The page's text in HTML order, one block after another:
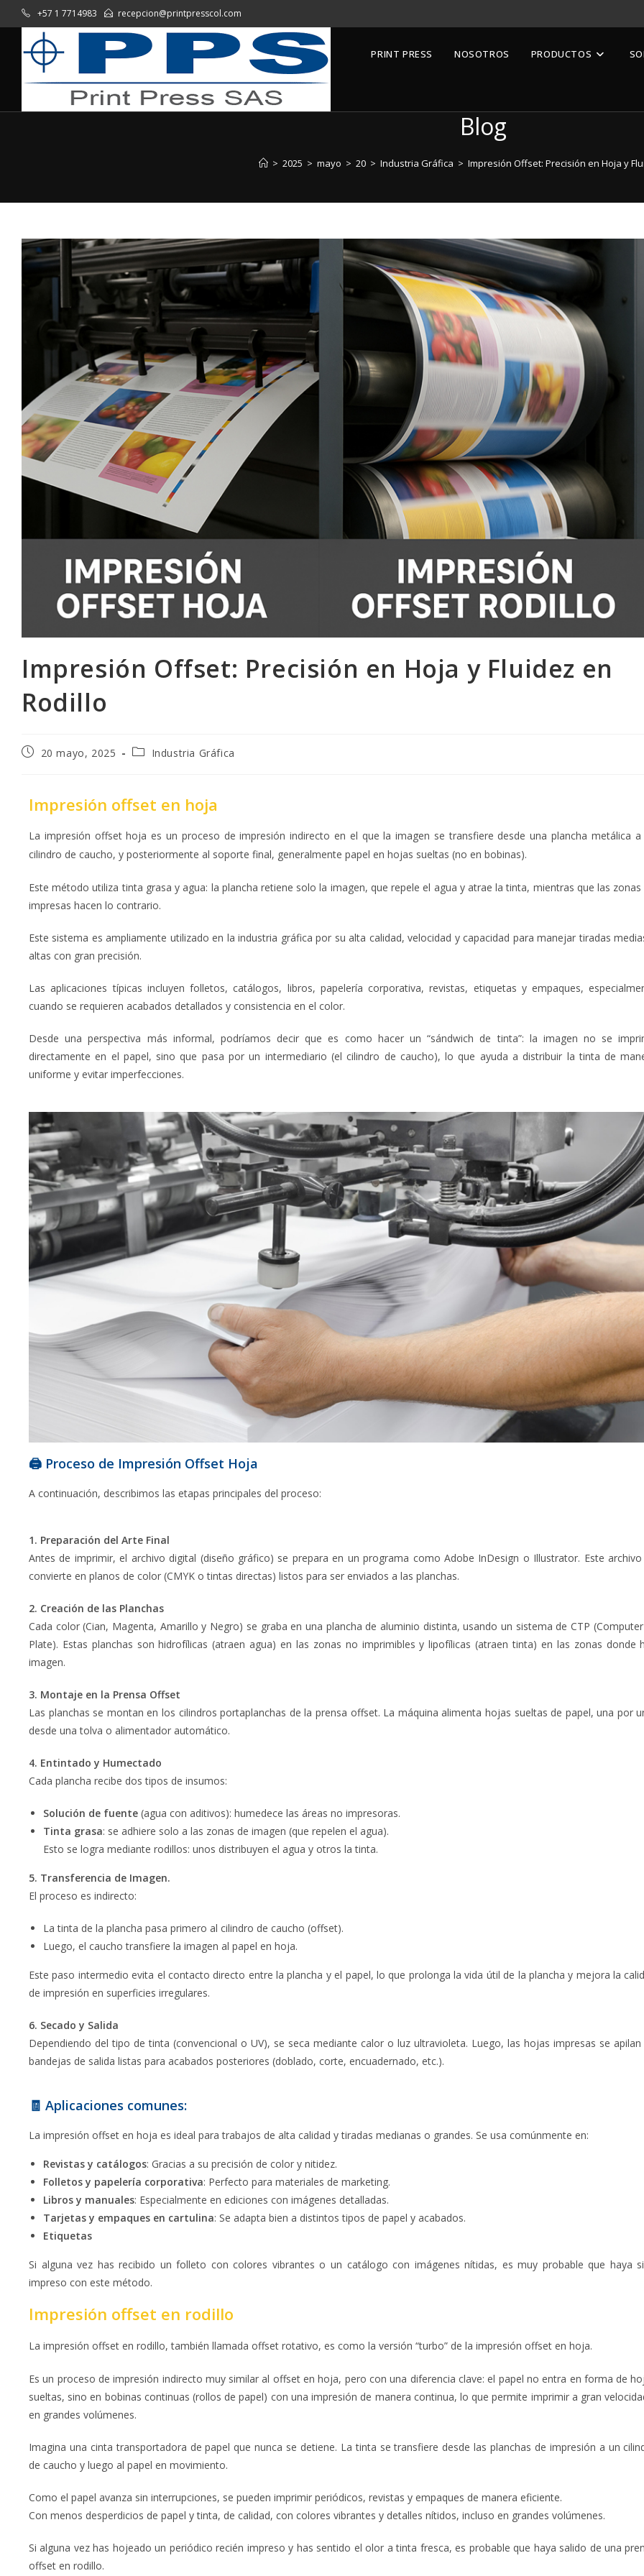
+57 1 7714983 recepcion@printpresscol.com
PRINT PRESS NOSOTROS PRODUCTOS
Blog
> 2025 > mayo > 20 > Industria Gráfica > Impresión Offset: Precisión en Hoja y
Impresión Offset: Precisión en Hoja y Fluidez en
Rodillo
20 mayo, 2025 Industria Gráfica
Impresión offset en hoja
La impresión offset hoja es un proceso de impresión indirecto en el que la imagen se transfiere desde una plancha metálica a
cilindro de caucho, y posteriormente al soporte final, generalmente papel en hojas sueltas (no en bobinas).
Este método utiliza tinta grasa y agua: la plancha retiene solo la imagen, que repele el agua y atrae la tinta, mientras que las
impresas hacen lo contrario.
Este sistema es ampliamente utilizado en la industria gráfica por su alta calidad, velocidad y capacidad para manejar tiradas
altas con gran precisión.
Las aplicaciones típicas incluyen folletos, catálogos, libros, papelería corporativa, revistas, etiquetas y empaques,
cuando se requieren acabados detallados y consistencia en el color.
Desde una perspectiva más informal, podríamos decir que es como hacer un “sándwich de tinta”: la imagen no se
directamente en el papel, sino que pasa por un intermediario (el cilindro de caucho), lo que ayuda a distribuir la tinta de
uniforme y evitar imperfecciones.
🖨️ Proceso de Impresión Offset Hoja
A continuación, describimos las etapas principales del proceso:
1. Preparación del Arte Final
Antes de imprimir, el archivo digital (diseño gráfico) se prepara en un programa como Adobe InDesign o Illustrator. Este
convierte en planos de color (CMYK o tintas directas) listos para ser enviados a las planchas.
2. Creación de las Planchas
Cada color (Cian, Magenta, Amarillo y Negro) se graba en una plancha de aluminio distinta, usando un sistema de CTP
Plate). Estas planchas son hidrofílicas (atraen agua) en las zonas no imprimibles y lipofílicas (atraen tinta) en las zonas donde
imagen.
3. Montaje en la Prensa Offset
Las planchas se montan en los cilindros portaplanchas de la prensa offset. La máquina alimenta hojas sueltas de papel, una por
desde una tolva o alimentador automático.
4. Entintado y Humectado
Cada plancha recibe dos tipos de insumos:
Solución de fuente (agua con aditivos): humedece las áreas no impresoras.
Tinta grasa: se adhiere solo a las zonas de imagen (que repelen el agua).
Esto se logra mediante rodillos: unos distribuyen el agua y otros la tinta.
5. Transferencia de Imagen.
El proceso es indirecto:
La tinta de la plancha pasa primero al cilindro de caucho (offset).
Luego, el caucho transfiere la imagen al papel en hoja.
Este paso intermedio evita el contacto directo entre la plancha y el papel, lo que prolonga la vida útil de la plancha y mejora la
de impresión en superficies irregulares.
6. Secado y Salida
Dependiendo del tipo de tinta (convencional o UV), se seca mediante calor o luz ultravioleta. Luego, las hojas impresas se
bandejas de salida listas para acabados posteriores (doblado, corte, encuadernado, etc.).
🧾 Aplicaciones comunes:
La impresión offset en hoja es ideal para trabajos de alta calidad y tiradas medianas o grandes. Se usa comúnmente en:
Revistas y catálogos: Gracias a su precisión de color y nitidez.
Folletos y papelería corporativa: Perfecto para materiales de marketing.
Libros y manuales: Especialmente en ediciones con imágenes detalladas.
Tarjetas y empaques en cartulina: Se adapta bien a distintos tipos de papel y acabados.
Etiquetas
Si alguna vez has recibido un folleto con colores vibrantes o un catálogo con imágenes nítidas, es muy probable que haya
impreso con este método.
Impresión offset en rodillo
La impresión offset en rodillo, también llamada offset rotativo, es como la versión “turbo” de la impresión offset en hoja.
Es un proceso de impresión indirecto muy similar al offset en hoja, pero con una diferencia clave: el papel no entra en forma de
sueltas, sino en bobinas continuas (rollos de papel) con una impresión de manera continua, lo que permite imprimir a gran
en grandes volúmenes.
Imagina una cinta transportadora de papel que nunca se detiene. La tinta se transfiere desde las planchas de impresión a un
de caucho y luego al papel en movimiento.
Como el papel avanza sin interrupciones, se pueden imprimir periódicos, revistas y empaques de manera eficiente.
Con menos desperdicios de papel y tinta, de calidad, con colores vibrantes y detalles nítidos, incluso en grandes volúmenes.
Si alguna vez has hojeado un periódico recién impreso y has sentido el olor a tinta fresca, es probable que haya salido de una
offset en rodillo.